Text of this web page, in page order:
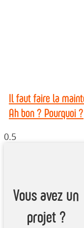
Il faut faire la
Ah bon ? Pourquoi ?
Vous avez un
projet ?